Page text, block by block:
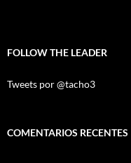
FOLLOW THE LEADER
Tweets por @tacho3
COMENTARIOS RECENTES